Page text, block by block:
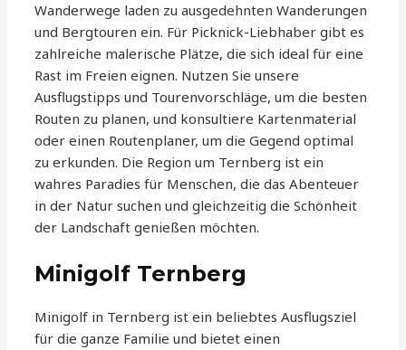
Wanderwege laden zu ausgedehnten Wanderungen
und Bergtouren ein. Für Picknick-Liebhaber gibt es
zahlreiche malerische Plätze, die sich ideal für eine
Rast im Freien eignen. Nutzen Sie unsere
Ausflugstipps und Tourenvorschläge, um die besten
Routen zu planen, und konsultiere Kartenmaterial
oder einen Routenplaner, um die Gegend optimal
zu erkunden. Die Region um Ternberg ist ein
wahres Paradies für Menschen, die das Abenteuer
in der Natur suchen und gleichzeitig die Schönheit
der Landschaft genießen möchten.
Minigolf Ternberg
Minigolf in Ternberg ist ein beliebtes Ausflugsziel
für die ganze Familie und bietet einen